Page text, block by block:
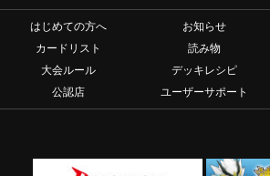
はじめての方へ お知らせ
カードリスト
読み物
大会ルール
デッキレシピ
公認店
ユーザーサポート